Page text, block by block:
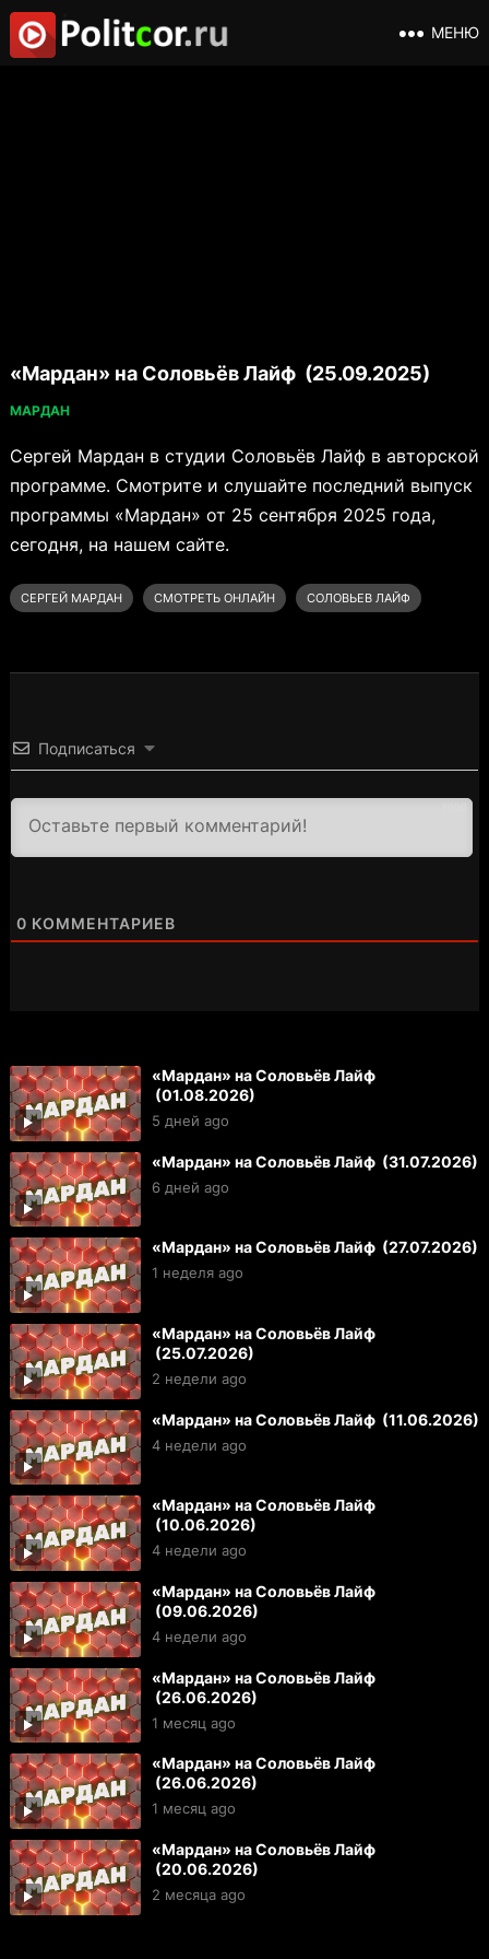
МЕНЮ
«Мардан» на Соловьёв Лайф (25.09.2025)
МАРДАН
Сергей Мардан в студии Соловьёв Лайф в авторской
программе. Смотрите и слушайте последний выпуск
программы «Мардан» от 25 сентября 2025 года,
сегодня, на нашем сайте.
СЕРГЕЙ МАРДАН СМОТРЕТЬ ОНЛАЙН СОЛОВЬЕВ ЛАЙФ
Подписаться
0 КОММЕНТАРИЕВ
«Мардан» на Соловьёв Лайф
(01.08.2026)
5 дней ago
«Мардан» на Соловьёв Лайф (31.07.2026)
6 дней ago
«Мардан» на Соловьёв Лайф (27.07.2026)
1 неделя ago
«Мардан» на Соловьёв Лайф
(25.07.2026)
2 недели ago
«Мардан» на Соловьёв Лайф (11.06.2026)
4 недели ago
«Мардан» на Соловьёв Лайф
(10.06.2026)
4 недели ago
«Мардан» на Соловьёв Лайф
(09.06.2026)
4 недели ago
«Мардан» на Соловьёв Лайф
(26.06.2026)
1 месяц ago
«Мардан» на Соловьёв Лайф
(26.06.2026)
1 месяц ago
«Мардан» на Соловьёв Лайф
(20.06.2026)
2 месяца ago